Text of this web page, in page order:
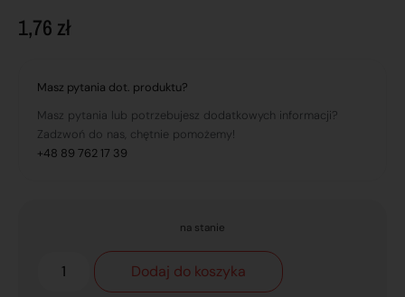
1,76 zł
Masz pytania dot. produktu?
Masz pytania lub potrzebujesz dodatkowych informacji?
Zadzwoń do nas, chętnie pomożemy!
+48 89 762 17 39
na stanie
Dodaj do koszyka